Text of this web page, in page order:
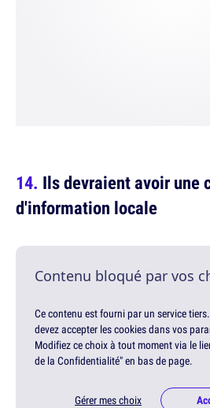
Ils devraient avoir une
d'information locale
Contenu bloqué par vos
Ce contenu est fourni par un service
devez accepter les cookies dans vos
Modifiez ce choix à tout moment via le
de la Confidentialité" en bas de page.
Gérer mes choix